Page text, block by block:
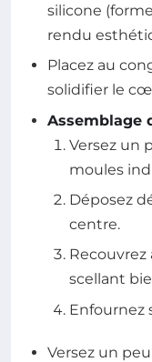
silicone
rendu
Placez au
solidifier le
Assemblage
Versez un
moules
Déposez
centre.
Recouvrez
scellant
Enfournez
Versez un